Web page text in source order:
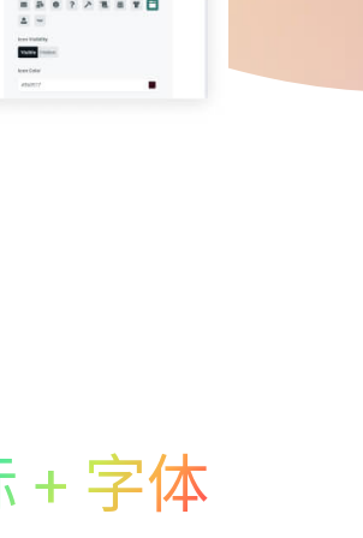
+ 字体